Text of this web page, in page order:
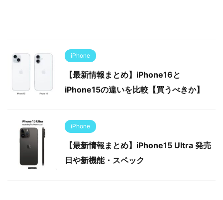
iPhone
【最新情報まとめ】iPhone16と
iPhone15の違いを比較【買うべきか】
iPhone
【最新情報まとめ】iPhone15 Ultra 発売
日や新機能・スペック